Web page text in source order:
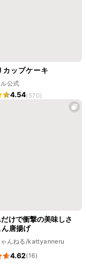
カップケーキ
公式
4.54(570)
けで衝撃の美味しさ
唐揚げ
んねる/kattyanneru
4.62(16)